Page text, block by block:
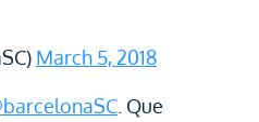
March 5, 2018
. Que